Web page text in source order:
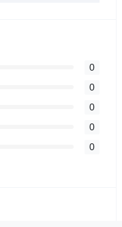
0
0
0
0
0